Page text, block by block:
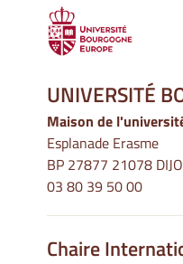
UNIVERSITÉ
Maison de
Esplanade Erasme
BP 27877 21078
03 80 39 50 00
Chaire